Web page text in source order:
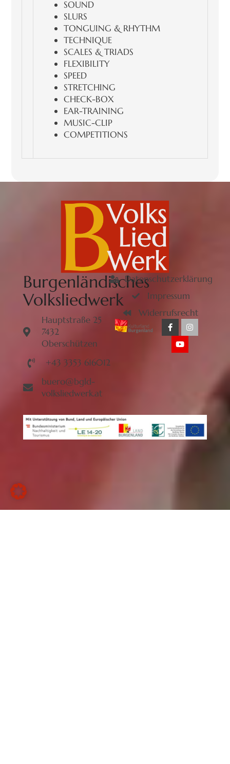
SOUND
SLURS
TONGUING & RHYTHM
TECHNIQUE
SCALES & TRIADS
FLEXIBILITY
SPEED
STRETCHING
CHECK-BOX
EAR-TRAINING
MUSIC-CLIP
COMPETITIONS
Burgenländisches
Volksliedwerk
Hauptstraße 25
7432
Oberschützen
+43 3353 616012
buero@bgld-
volksliedwerk.at
Datenschutzerklärung
Impressum
Widerrufsrecht